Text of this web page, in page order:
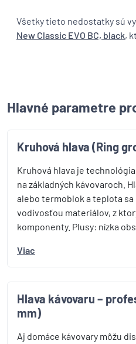
Všetky tieto nedostatky sú
New Classic EVO BC, black,
Hlavné parametre
Kruhová hlava (Ring
Kruhová hlava je
na základných kávovaroch.
alebo termoblok a teplota
vodivosťou materiálov, z
komponenty. Plusy: nízka
Viac
Hlava kávovaru –
mm)
Aj domáce kávovary môžu